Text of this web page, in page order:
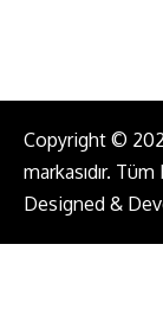
Copyright ©
markasıdır. Tüm
Designed &